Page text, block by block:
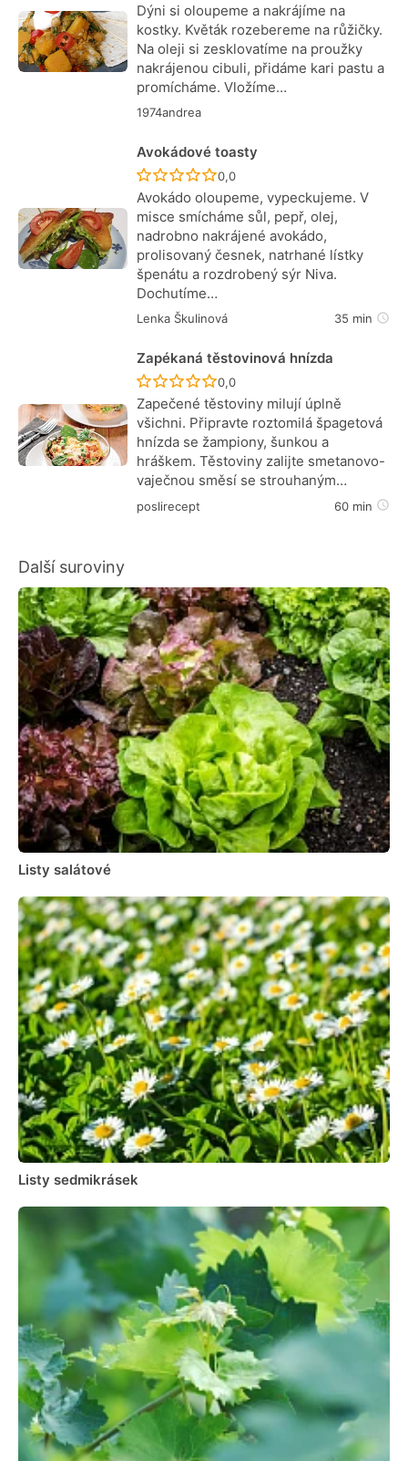
Dýni si oloupeme a nakrájíme na
kostky. Květák rozebereme na růžičky.
Na oleji si zesklovatíme na proužky
nakrájenou cibuli, přidáme kari pastu a
promícháme. Vložíme…
1974andrea
Avokádové toasty
Recept ještě nebyl hodnocen
0,0
Avokádo oloupeme, vypeckujeme. V
misce smícháme sůl, pepř, olej,
nadrobno nakrájené avokádo,
prolisovaný česnek, natrhané lístky
špenátu a rozdrobený sýr Niva.
Dochutíme…
Lenka Škulinová 35 min
Zapékaná těstovinová hnízda
Recept ještě nebyl hodnocen
0,0
Zapečené těstoviny milují úplně
všichni. Připravte roztomilá špagetová
hnízda se žampiony, šunkou a
hráškem. Těstoviny zalijte smetanovo-
vaječnou směsí se strouhaným…
poslirecept 60 min
Další suroviny
Listy salátové
Listy sedmikrásek